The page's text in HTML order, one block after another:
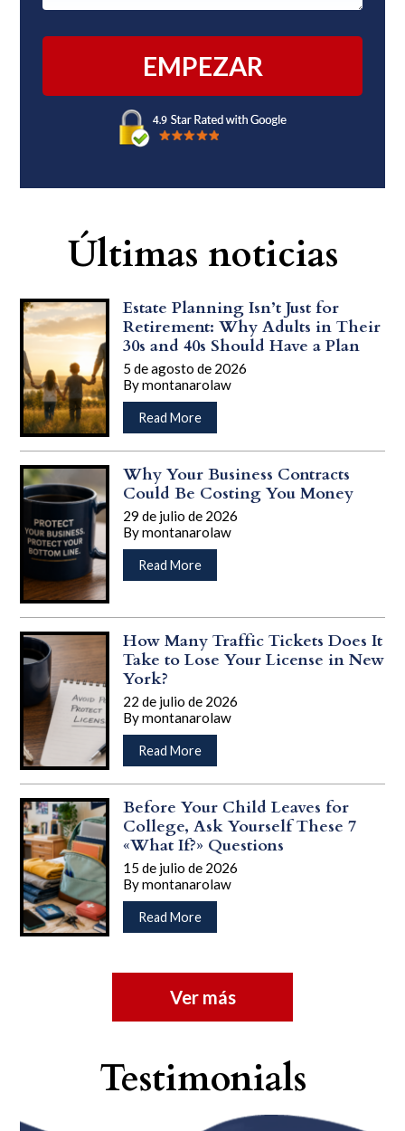
Últimas noticias
Estate Planning Isn’t Just for
Retirement: Why Adults in Their
30s and 40s Should Have a Plan
5 de agosto de 2026
Bymontanarolaw
Read Moreacerca
de
Estate
Planning
Isn’t
for
Adults
Their
30s
and
40s
Have
a
Why Your Business Contracts
Could Be Costing You Money
29 de julio de 2026
Bymontanarolaw
Read Moreacerca
de
Your
Business
Contracts
Costing
You
How Many Traffic Tickets Does It
Take to Lose Your License in New
York?
22 de julio de 2026
Bymontanarolaw
Read Moreacerca
de
How
Many
Traffic
Tickets
Does
It
Take
Lose
New
York?
Before Your Child Leaves for
College, Ask Yourself These 7
«What If?» Questions
15 de julio de 2026
Bymontanarolaw
Read Moreacerca
de
Your
Child
Leaves
for
Yourself
Ver más
Testimonials